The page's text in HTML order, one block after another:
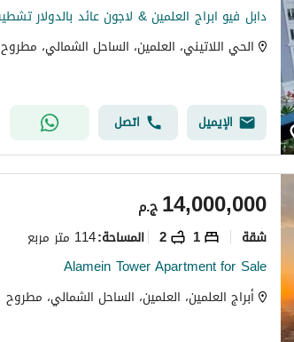
الحي اللاتيني، العلمين، الساحل الشمالي، مطروح
الإيميل اتصل
ج.م14,000,000
شقة 1
2 المساحة:114 متر مربع
Alamein Tower Apartment for Sale
أبراج العلمين، العلمين، الساحل الشمالي، مطروح